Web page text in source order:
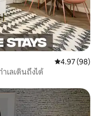
คะแนนเฉลี่ย
4.97 (98)
เลเดินถึงได้